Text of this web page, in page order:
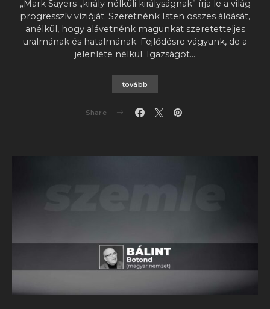
„Mark Sayers „király nélküli királyságnak” írja le a világ
progresszív vízióját. Szeretnénk Isten összes áldását,
anélkül, hogy alávetnénk magunkat szeretetteljes
uralmának és hatalmának. Fejlődésre vágyunk, de a
jelenléte nélkül. Igazságot…
tovább
Share